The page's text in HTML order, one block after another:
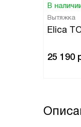
В
Вытяжка
Elica
25 190